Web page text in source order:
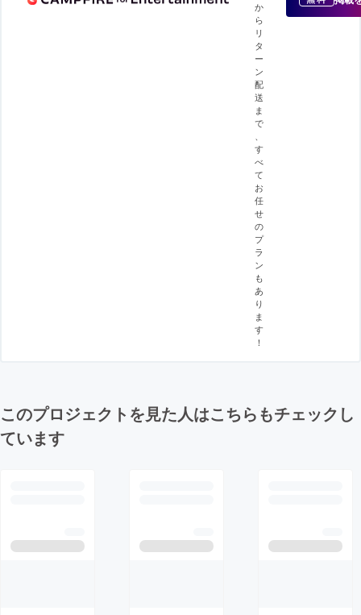
か
ら
リ
タ
ー
ン
配
送
ま
で
す
べ
て
お
任
せ
の
プ
ラ
ン
も
あ
り
ま
す
！
このプロジェクトを見た人はこちらもチェックし
ています